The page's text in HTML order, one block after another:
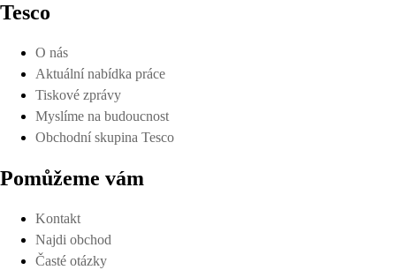
Tesco
O nás
Aktuální nabídka práce
Tiskové zprávy
Myslíme na budoucnost
Obchodní skupina Tesco
Pomůžeme vám
Kontakt
Najdi obchod
Časté otázky